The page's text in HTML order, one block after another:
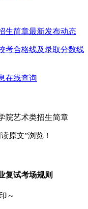
生简章最新发布动态
考合格线及录取分数线
在线查询
原文”浏览！
复试考场规则
～